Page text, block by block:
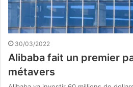
30/03/2022
Alibaba fait un premier
métavers